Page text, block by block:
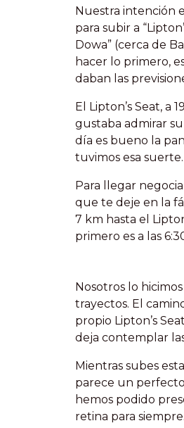
Nuestra intención
para subir a
Dowa” (cerca de
hacer lo primero,
daban las
El Lipton’s Seat, a
gustaba admirar
día es bueno la
tuvimos esa suerte.
Para llegar
que te deje en la
7 km hasta el
primero es a las
Nosotros lo
trayectos. El
propio Lipton’s
deja contemplar
Mientras subes
parece un
hemos podido
retina para siempre.